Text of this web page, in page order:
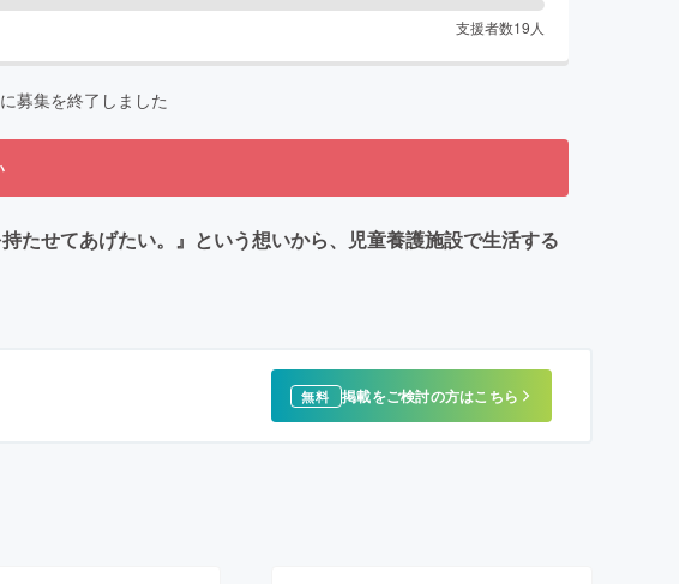
支援者数19 人
に募集を終了しました
たせてあげたい。』という想いから、児童養護施設で生活する
無料 掲載をご検討の方はこちら